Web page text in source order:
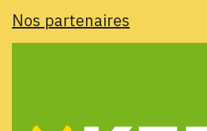
Nos partenaires